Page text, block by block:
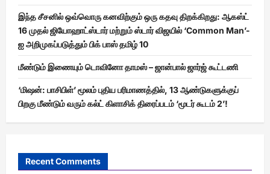
இந்த சீசனில் ஒவ்வொரு கனவிற்கும் ஒரு கதவு திறக்கிறது: ஆகஸ்ட்
16 முதல் ஜியோஹாட்ஸ்டார் மற்றும் ஸ்டார் விஜயில் ‘Common Man’-
ஐ அறிமுகப்படுத்தும் பிக் பாஸ் தமிழ் 10
மீண்டும் இணையும் டொவினோ தாமஸ் – ஜான்பால் ஜார்ஜ் கூட்டணி
‘மிஷன்: பாசிபிள்’ மூலம் புதிய பரிமாணத்தில், 13 ஆண்டுகளுக்குப்
பிறகு மீண்டும் வரும் கல்ட் கிளாசிக் திரைப்படம் ‘மூடர் கூடம் 2’!
Recent Comments